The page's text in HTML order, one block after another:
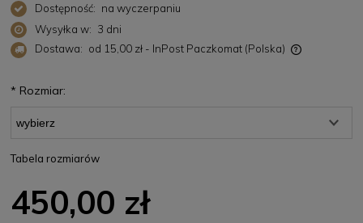
Dostępność: na wyczerpaniu
Wysyłka w: 3 dni
Dostawa: od 15,00 zł - InPost Paczkomat (Polska)
* Rozmiar:
Tabela rozmiarów
450,00 zł